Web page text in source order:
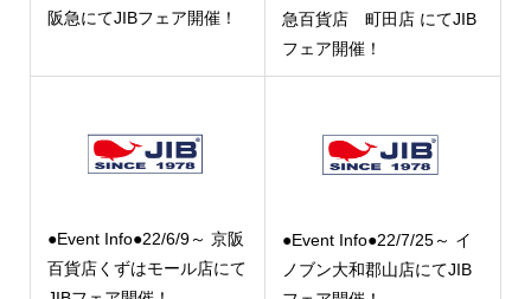
阪急にてJIBフェア開催！
急百貨店 町田店 にてJIB
フェア開催！
●Event Info●22/6/9～ 京阪
百貨店くずはモール店にて
●Event Info●22/7/25～ イ
ノブン大和郡山店にてJIB